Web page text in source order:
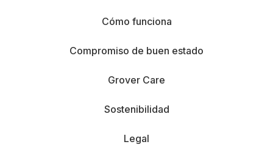
Cómo funciona
Compromiso de buen estado
Grover Care
Sostenibilidad
Legal